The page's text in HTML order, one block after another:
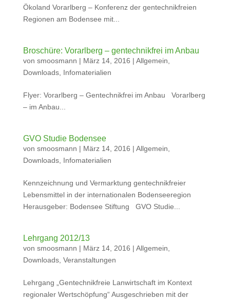
Ökoland Vorarlberg – Konferenz der gentechnikfreien
Regionen am Bodensee mit...
Broschüre: Vorarlberg – gentechnikfrei im Anbau
von smoosmann | März 14, 2016 | Allgemein
Downloads, Infomaterialien
Flyer: Vorarlberg – Gentechnikfrei im Anbau Vorarlberg
– im Anbau...
GVO Studie Bodensee
von smoosmann | März 14, 2016 | Allgemein
Downloads, Infomaterialien
Kennzeichnung und Vermarktung gentechnikfreier
Lebensmittel in der internationalen Bodenseeregion
Herausgeber: Bodensee Stiftung GVO Studie...
Lehrgang 2012/13
von smoosmann | März 14, 2016 | Allgemein
Downloads, Veranstaltungen
Lehrgang „Gentechnikfreie Lanwirtschaft im Kontext
regionaler Wertschöpfung“ Ausgeschrieben mit der